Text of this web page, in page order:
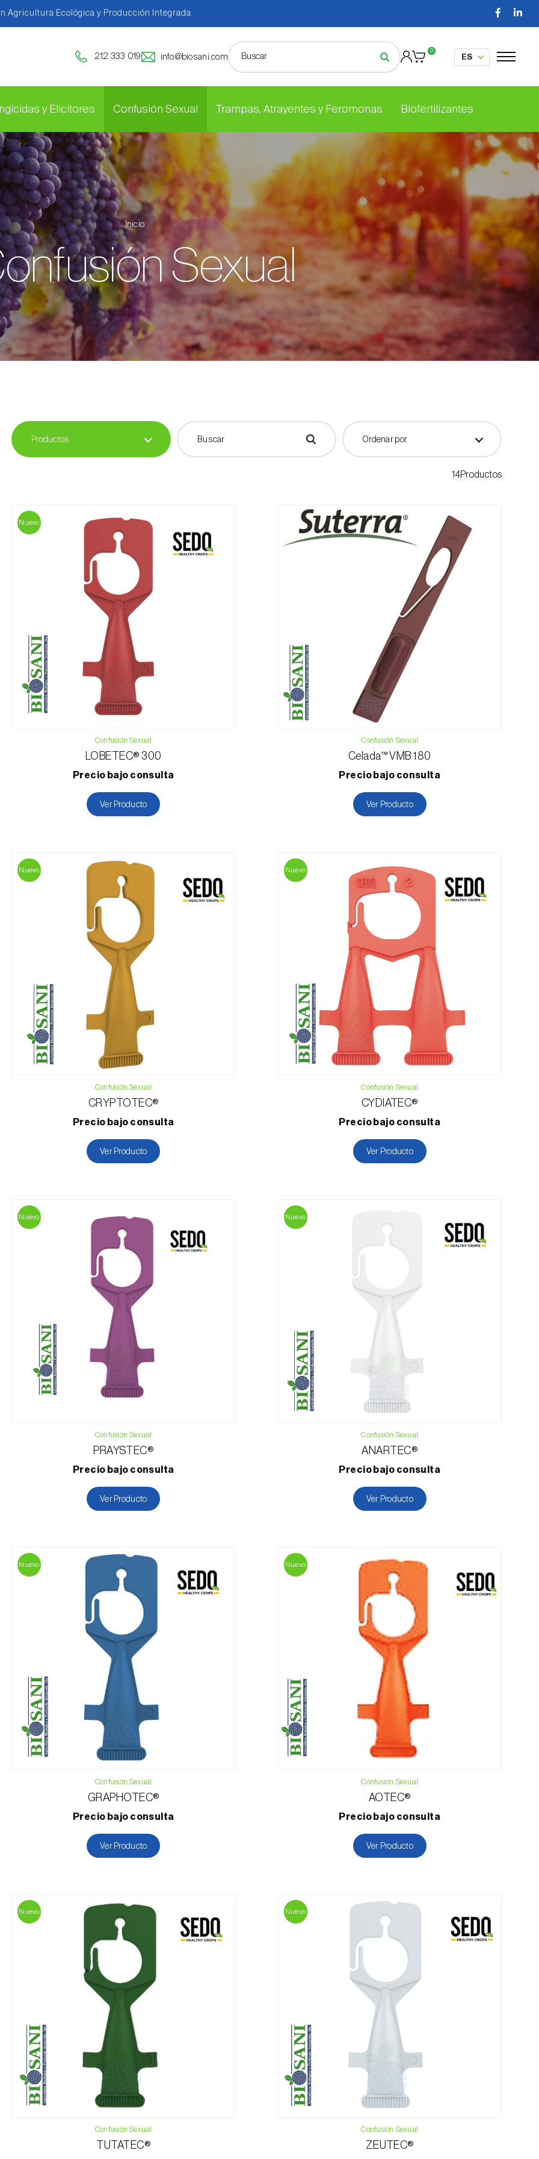
Agricultura Ecológica y Producción Integrada.
212 333 019 info@biosani.com
0
y Elicitores Confusión Sexual Trampas, Atrayentes y Feromonas Biofertilizantes
Inicio
Sexual
Productos Ordenar por
14Productos
Nuevo
Confusión Sexual
LOBETEC® 300
Precio bajo consulta
Ver Producto
Confusión Sexual
Celada™ VMB 180
Precio bajo consulta
Ver Producto
Nuevo
Confusión Sexual
CRYPTOTEC®
Precio bajo consulta
Ver Producto
Nuevo
Confusión Sexual
CYDIATEC®
Precio bajo consulta
Ver Producto
Nuevo
Confusión Sexual
PRAYSTEC®
Precio bajo consulta
Ver Producto
Nuevo
Confusión Sexual
ANARTEC®
Precio bajo consulta
Ver Producto
Nuevo
Confusión Sexual
GRAPHOTEC®
Precio bajo consulta
Ver Producto
Nuevo
Confusión Sexual
AOTEC®
Precio bajo consulta
Ver Producto
Nuevo
Confusión Sexual
TUTATEC®
Nuevo
Confusión Sexual
ZEUTEC®